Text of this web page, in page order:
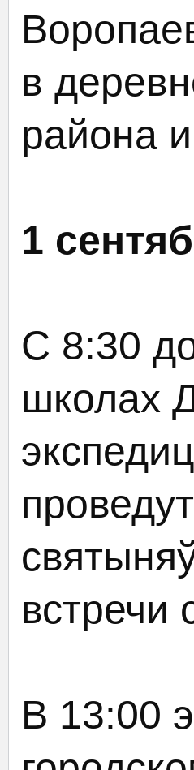
в
района
1
С 8:30
школах
встречи
В 13:00